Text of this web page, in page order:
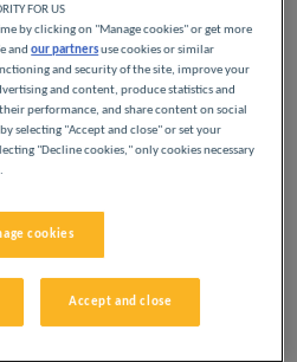
et de la Loire, Angers est une
goûter à ladouceur angevine
lacité des Plantagenêt
et loisirs au grand air, la
vous réserve de belles surprises.
à Angers ?
À ANGERS
FOR US
by clicking on "Manage cookies" or get more
andour partnersuse cookies or similar
and security of the site, improve your
and content, produce statistics and
performance, and share content on social
selecting "Accept and close" or set your
"Decline cookies," only cookies necessary
cookies
Accept and close